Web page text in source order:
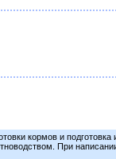
кормов и подготовка
При